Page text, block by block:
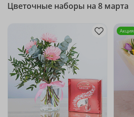
Цветочные наборы на 8 марта
Акция